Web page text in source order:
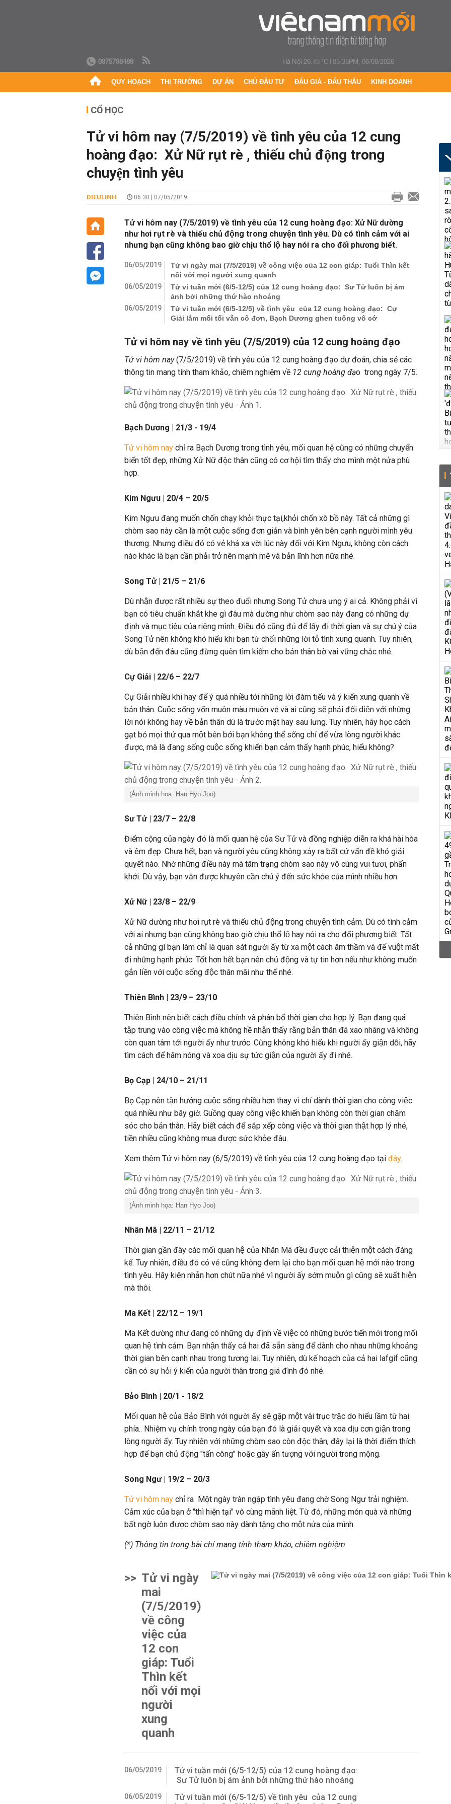
0975798489 Hà Nội 26.45 °C|05:35PM, 06/08/2026
QUY HOẠCH THỊ TRƯỜNG DỰ ÁN CHỦ ĐẦU TƯ ĐẤU GIÁ - ĐẤU THẦU KINH DOANH
CỔ HỌC
Tử vi hôm nay (7/5/2019) về tình yêu của 12 cung
hoàng đạo: Xử Nữ rụt rè , thiếu chủ động trong
chuyện tình yêu
DIEULINH 06:30 | 07/05/2019
Tử vi hôm nay (7/5/2019) về tình yêu của 12 cung hoàng đạo: Xử Nữ dường
như hơi rụt rè và thiếu chủ động trong chuyện tình yêu. Dù có tình cảm với ai
nhưng bạn cũng không bao giờ chịu thổ lộ hay nói ra cho đối phương biết.
06/05/2019
Tử vi ngày mai (7/5/2019) về công việc của 12 con giáp: Tuổi Thìn kết
nối với mọi người xung quanh
06/05/2019
Tử vi tuần mới (6/5-12/5) của 12 cung hoàng đạo: Sư Tử luôn bị ám
ảnh bởi những thứ hào nhoáng
06/05/2019
Tử vi tuần mới (6/5-12/5) về tình yêu của 12 cung hoàng đạo: Cự
Giải lắm mối tối vẫn cô đơn, Bạch Dương ghen tuông vô cớ
Tử vi hôm nay về tình yêu (7/5/2019) của 12 cung hoàng đạo
Tử vi hôm nay(7/5/2019) về tình yêu của 12 cung hoàng đạo dự đoán, chia sẻ các
thông tin mang tính tham khảo, chiêm nghiệm về 12 cung hoàng đạo trong ngày 7/5.
Bạch Dương | 21/3 - 19/4
Tử vi hôm nay chỉ ra Bạch Dương trong tình yêu, mối quan hệ cũng có những chuyển
biến tốt đẹp, những Xử Nữ độc thân cũng có cơ hội tìm thấy cho mình một nửa phù
hợp.
Kim Ngưu | 20/4 – 20/5
Kim Ngưu đang muốn chốn chạy khỏi thực tại,khỏi chốn xô bồ này. Tất cả những gì
chòm sao này cần là một cuộc sống đơn giản và bình yên bên cạnh người mình yêu
thương. Nhưng điều đó có vẻ khá xa vời lúc này đối với Kim Ngưu, không còn cách
nào khác là bạn cần phải trở nên mạnh mẽ và bản lĩnh hơn nữa nhé.
Song Tử | 21/5 – 21/6
Dù nhận được rất nhiều sự theo đuổi nhưng Song Tử chưa ưng ý ai cả. Không phải vì
bạn có tiêu chuẩn khắt khe gì đâu mà dường như chòm sao này đang có những dự
định và mục tiêu của riêng mình. Điều đó cũng đủ để lấy đi thời gian và sự chú ý của
Song Tử nên không khó hiểu khi bạn từ chối những lời tỏ tình xung quanh. Tuy nhiên,
dù bận đến đâu cũng đừng quên tìm kiếm cho bản thân bờ vai vững chắc nhé.
Cự Giải | 22/6 – 22/7
Cự Giải nhiều khi hay để ý quá nhiều tới những lời đàm tiếu và ý kiến xung quanh về
bản thân. Cuộc sống vốn muôn màu muôn vẻ và ai cũng sẽ phải đối diện với những
lời nói không hay về bản thân dù là trước mặt hay sau lưng. Tuy nhiên, hãy học cách
gạt bỏ mọi thứ qua một bên bởi bạn không thể sống chỉ để vừa lòng người khác
được, mà là đang sống cuộc sống khiến bạn cảm thấy hạnh phúc, hiểu không?
(Ảnh minh họa: Han Hyo Joo)
Sư Tử | 23/7 – 22/8
Điểm cộng của ngày đó là mối quan hệ của Sư Tử và đồng nghiệp diễn ra khá hài hòa
và êm đẹp. Chưa hết, bạn và người yêu cũng không xảy ra bất cứ vấn đề khó giải
quyết nào. Nhờ những điều này mà tâm trạng chòm sao này vô cùng vui tươi, phấn
khởi. Dù vậy, bạn vẫn được khuyên cần chú ý đến sức khỏe của mình nhiều hơn.
Xử Nữ | 23/8 – 22/9
Xử Nữ dường như hơi rụt rè và thiếu chủ động trong chuyện tình cảm. Dù có tình cảm
với ai nhưng bạn cũng không bao giờ chịu thổ lộ hay nói ra cho đối phương biết. Tất
cả những gì bạn làm chỉ là quan sát người ấy từ xa một cách âm thầm và để vuột mất
đi những hạnh phúc. Tốt hơn hết bạn nên chủ động và tự tin hơn nếu như không muốn
gắn liền với cuộc sống độc thân mãi như thế nhé.
Thiên Bình | 23/9 – 23/10
Thiên Bình nên biết cách điều chỉnh và phân bổ thời gian cho hợp lý. Bạn đang quá
tập trung vào công việc mà không hề nhận thấy rằng bản thân đã xao nhãng và không
còn quan tâm tới người ấy như trước. Cũng không khó hiểu khi người ấy giận dỗi, hãy
tìm cách để hâm nóng và xoa dịu sự tức giận của người ấy đi nhé.
Bọ Cạp | 24/10 – 21/11
Bọ Cạp nên tận hưởng cuộc sống nhiều hơn thay vì chỉ dành thời gian cho công việc
quá nhiều như bây giờ. Guồng quay công việc khiến bạn không còn thời gian chăm
sóc cho bản thân. Hãy biết cách để sắp xếp công việc và thời gian thật hợp lý nhé,
tiền nhiều cũng không mua được sức khỏe đâu.
Xem thêm Tử vi hôm nay (6/5/2019) về tình yêu của 12 cung hoàng đạo tại đây.
(Ảnh minh họa: Han Hyo Joo)
Nhân Mã | 22/11 – 21/12
Thời gian gần đây các mối quan hệ của Nhân Mã đều được cải thiện một cách đáng
kể. Tuy nhiên, điều đó có vẻ cũng không đem lại cho bạn mối quan hệ mới nào trong
tình yêu. Hãy kiên nhẫn hơn chút nữa nhé vì người ấy sớm muộn gì cũng sẽ xuất hiện
mà thôi.
Ma Kết | 22/12 – 19/1
Ma Kết dường như đang có những dự định về việc có những bước tiến mới trong mối
quan hệ tình cảm. Bạn nhận thấy cả hai đã sẵn sàng để dành cho nhau những khoảng
thời gian bên cạnh nhau trong tương lai. Tuy nhiên, dù kế hoạch của cả hai lafgif cũng
cần có sự hỏi ý kiến của người thân trong giá đình đó nhé.
Bảo Bình | 20/1 - 18/2
Mối quan hệ của Bảo Bình với người ấy sẽ gặp một vài trục trặc do hiểu lầm từ hai
phía.. Nhiệm vụ chính trong ngày của bạn đó là giải quyết và xoa dịu cơn giận trong
lòng người ấy. Tuy nhiên với những chòm sao còn độc thân, đây lại là thời điểm thích
hợp để bạn chủ động "tấn công" hoặc gây ấn tượng với người trong mộng.
Song Ngư | 19/2 – 20/3
Tử vi hôm nay chỉ ra Một ngày tràn ngập tình yêu đang chờ Song Ngư trải nghiệm.
Cảm xúc của bạn ở "thì hiện tại" vô cùng mãnh liệt. Từ đó, những món quà và những
bất ngờ luôn được chòm sao này dành tặng cho một nửa của mình.
(*) Thông tin trong bài chỉ mang tính tham khảo, chiêm nghiệm.
>> Tử vi ngày
mai
(7/5/2019)
về công
việc của
12 con
giáp: Tuổi
Thìn kết
nối với mọi
người
xung
quanh
06/05/2019
Tử vi tuần mới (6/5-12/5) của 12 cung hoàng đạo:
Sư Tử luôn bị ám ảnh bởi những thứ hào nhoáng
06/05/2019
Tử vi tuần mới (6/5-12/5) về tình yêu của 12 cung